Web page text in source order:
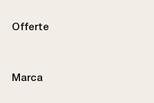
Offerte
Marca